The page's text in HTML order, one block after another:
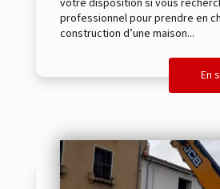
votre disposition si vous
professionnel pour prendre en
construction d’une maison...
En